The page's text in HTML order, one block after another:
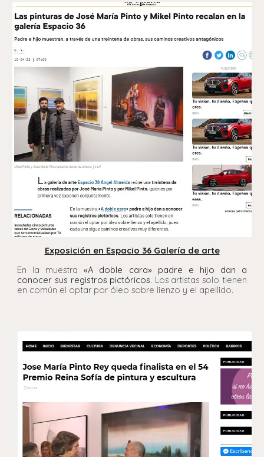
Exposición en Espacio 36 Galería de arte
En la muestra«A doble cara» padre e hijo dan a
conocer sus registros pictóricos. Los artistas solo tienen
en común el optar por óleo sobre lienzo y el apellido.